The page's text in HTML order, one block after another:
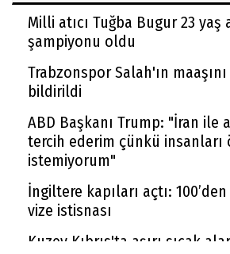
Milli atıcı Tuğba Bugur 23 yaş
şampiyonu oldu
Trabzonspor Salah'ın maaşını
bildirildi
ABD Başkanı Trump: "İran ile
tercih ederim çünkü
istemiyorum"
İngiltere kapıları açtı:
vize istisnası
Kuzey Kıbrıs'ta aşırı sıcak